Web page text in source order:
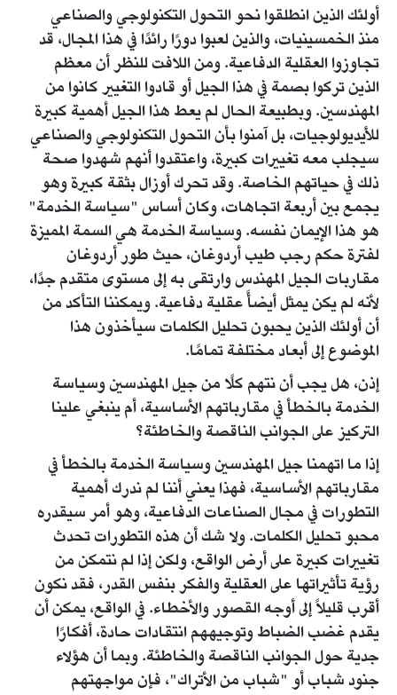
أولئك الذين انطلقوا نحو التحول التكنولوجي والصناعي
منذ الخمسينيات، والذين لعبوا دورًا رائدًا في هذا المجال، قد
تجاوزوا العقلية الدفاعية. ومن اللافت للنظر أن معظم
الذين تركوا بصمة في هذا الجيل أو قادوا التغيير كانوا من
المهندسين. وبطبيعة الحال لم يعط هذا الجيل أهمية كبيرة
للأيديولوجيات، بل آمنوا بأن التحول التكنولوجي والصناعي
سيجلب معه تغييرات كبيرة، واعتقدوا أنهم شهدوا صحة
ذلك في حياتهم الخاصة. وقد تحرك أوزال بثقة كبيرة وهو
يجمع بين أربعة اتجاهات، وكان أساس "سياسة الخدمة"
هو هذا الإيمان نفسه. وسياسة الخدمة هي السمة المميزة
لفترة حكم رجب طيب أردوغان، حيث طور أردوغان
مقاربات الجيل المهندس وارتقى به إلى مستوى متقدم جدًا،
لأنه لم يكن يمثل أيضأً عقلية دفاعية. ويمكننا التأكد من
أن أولئك الذين يحبون تحليل الكلمات سيأخذون هذا
الموضوع إلى أبعاد مختلفة تمامًا.
إذن، هل يجب أن نتهم كلًا من جيل المهندسين وسياسة
الخدمة بالخطأ في مقارباتهم الأساسية، أم ينبغي علينا
التركيز على الجوانب الناقصة والخاطئة؟
إذا ما اتهمنا جيل المهندسين وسياسة الخدمة بالخطأ في
مقارباتهم الأساسية، فهذا يعني أننا لم ندرك أهمية
التطورات في مجال الصناعات الدفاعية، وهو أمر سيقدره
محبو تحليل الكلمات. ولا شك أن هذه التطورات تحدث
تغييرات كبيرة على أرض الواقع، ولكن إذا لم نتمكن من
رؤية تأثيراتها على العقلية والفكر بنفس القدر، فقد نكون
أقرب قليلاً إلى أوجه القصور والأخطاء. في الواقع، يمكن أن
يقدم غضب الضباط وتوجيههم انتقادات حادة، أفكارًا
جدية حول الجوانب الناقصة والخاطئة. وبما أن هؤلاء
جنود شباب أو "شباب من الأتراك"، فإن مواجهتهم